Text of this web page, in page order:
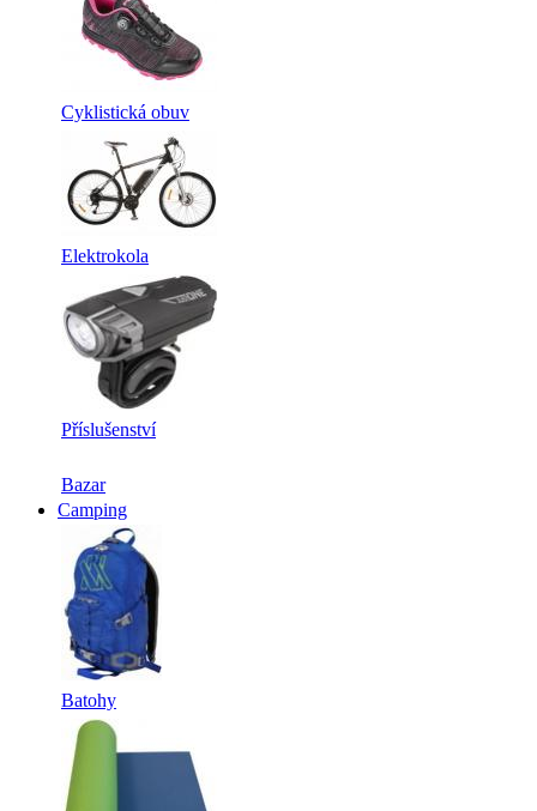
Cyklistická obuv
Elektrokola
Příslušenství
Bazar
Camping
Batohy